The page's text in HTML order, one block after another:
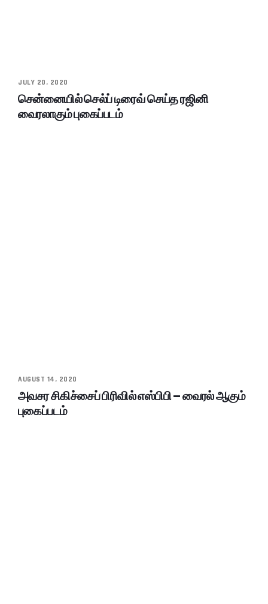
JULY 20, 2020
சென்னையில் செல்ப் டிரைவ் செய்த ரஜினி
வைரலாகும் புகைப்படம்
AUGUST 14, 2020
அவசர சிகிச்சைப் பிரிவில் எஸ்பிபி – வைரல் ஆகும்
புகைப்படம்